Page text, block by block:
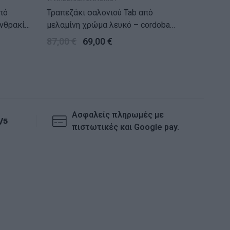
Τραπεζάκι σαλονιού Tab από
μελαμίνη χρώμα λευκό – cordoba
105x60x32εκ.
69,00 €
5
Ασφαλείς πληρωμές με
πιστωτικές και Google pay.